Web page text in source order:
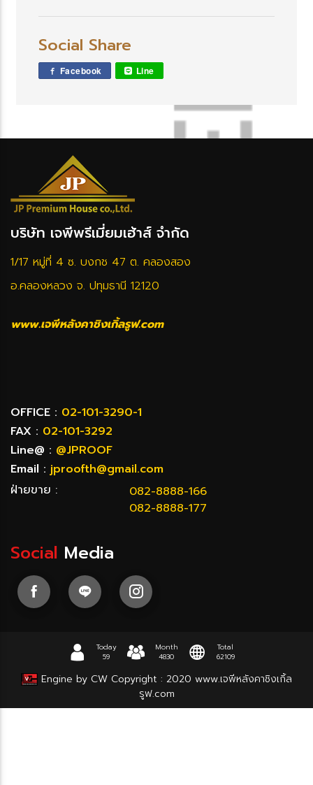
Social Share
Facebook Line
บริษัท เจพีพรีเมี่ยมเฮ้าส์ จำกัด
1/17 หมู่ที่ 4 ซ. บงกช 47 ต. คลองสอง
อ.คลองหลวง จ. ปทุมธานี 12120
www.เจพีหลังคาชิงเกิ้ลรูฟ.com
OFFICE : 02-101-3290-1
FAX : 02-101-3292
Line@ : @JPROOF
Email : jproofth@gmail.com
ฝ่ายขาย :
082-8888-166
082-8888-177
Social Media
Today
59
Month
4830
Total
62109
Engine by CW Copyright : 2020 www.เจพีหลังคาชิงเกิ้ล
รูฟ.com